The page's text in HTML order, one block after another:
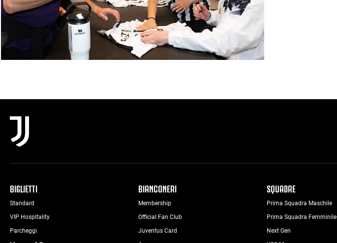
BIGLIETTI
Standard
VIP Hospitality
Parcheggi
BIANCONERI
Membership
Official Fan Club
Juventus Card
SQUADRE
Prima Squadra Maschile
Prima Squadra Femminile
Next Gen